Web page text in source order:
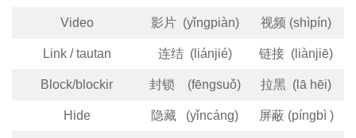
Video 影片 (yǐngpiàn) 视频 (shìpín)
Link / tautan 连结 (liánjié) 链接 (liànjiē)
Block/blockir 封锁 (fēngsuǒ) 拉黑 (lā hēi)
Hide 隐藏 (yǐncáng) 屏蔽 (píngbì )